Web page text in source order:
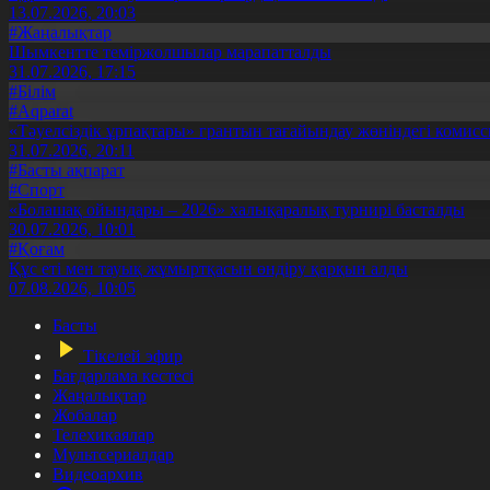
13.07.2026, 20:03
#Жаңалықтар
Шымкентте теміржолшылар марапатталды
31.07.2026, 17:15
#Білім
#Aqparat
«Тәуелсіздік ұрпақтары» грантын тағайындау жөніндегі
31.07.2026, 20:11
#Басты ақпарат
#Спорт
«Болашақ ойындары – 2026» халықаралық турнирі басталды
30.07.2026, 10:01
#Қоғам
Құс еті мен тауық жұмыртқасын өндіру қарқын алды
07.08.2026, 10:05
Басты
Тікелей эфир
Бағдарлама кестесі
Жаңалықтар
Жобалар
Телехикаялар
Мультсериалдар
Видеоархив